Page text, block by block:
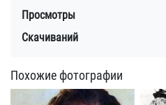
Просмотры
Скачиваний
Похожие фотографии